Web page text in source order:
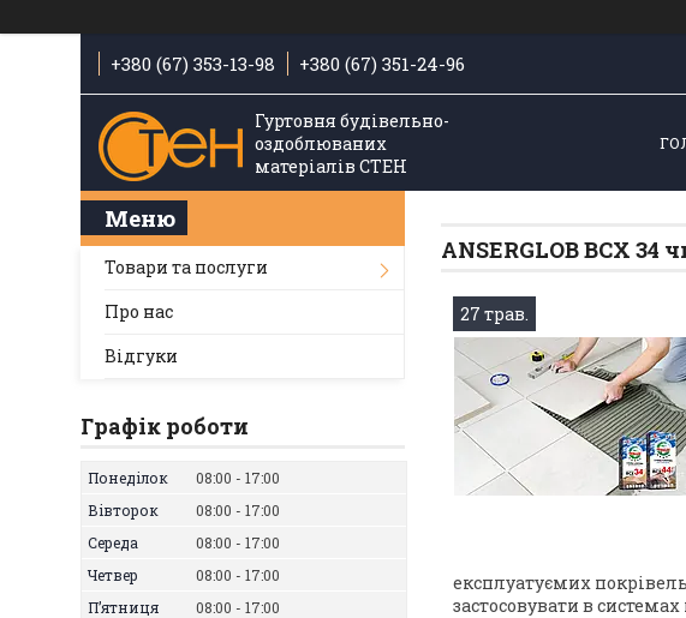
+380 (67) 353-13-98 +380 (67) 351-24-96
Гуртовня будівельно-
оздоблюваних
матеріалів СТЕН
ANSERGLOB BCX
27 трав.
експлуатуємих
застосовувати в
Товари та послуги
Про нас
Відгуки
Графік роботи
Понеділок 08:00
17:00
Вівторок
08:00
17:00
Середа
08:00
17:00
Четвер
08:00
17:00
Пʼятниця
08:00
17:00